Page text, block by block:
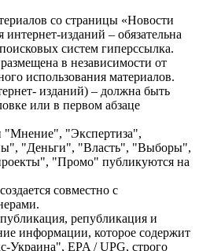
со страницы «Новости
изданий – обязательна
систем гиперссылка.
в независимости от
использования материалов.
изданий) – должна быть
или в первом абзаце
"Мнение", "Экспертиза",
"Деньги", "Власть", "Выборы",
"Промо" публикуются на
совместно с
републикация и
информации, которое содержит
Украина", EPA / UPG, строго